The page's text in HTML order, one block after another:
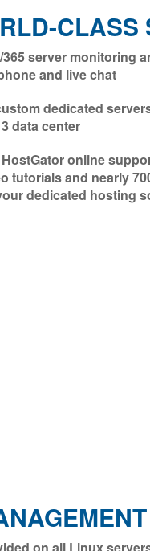
CLASS
365 server monitoring
and live chat
dedicated
data center
online
tutorials and nearly
dedicated hosting